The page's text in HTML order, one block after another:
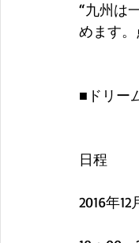
“九州は
めます
■ドリー
日程
2016年12